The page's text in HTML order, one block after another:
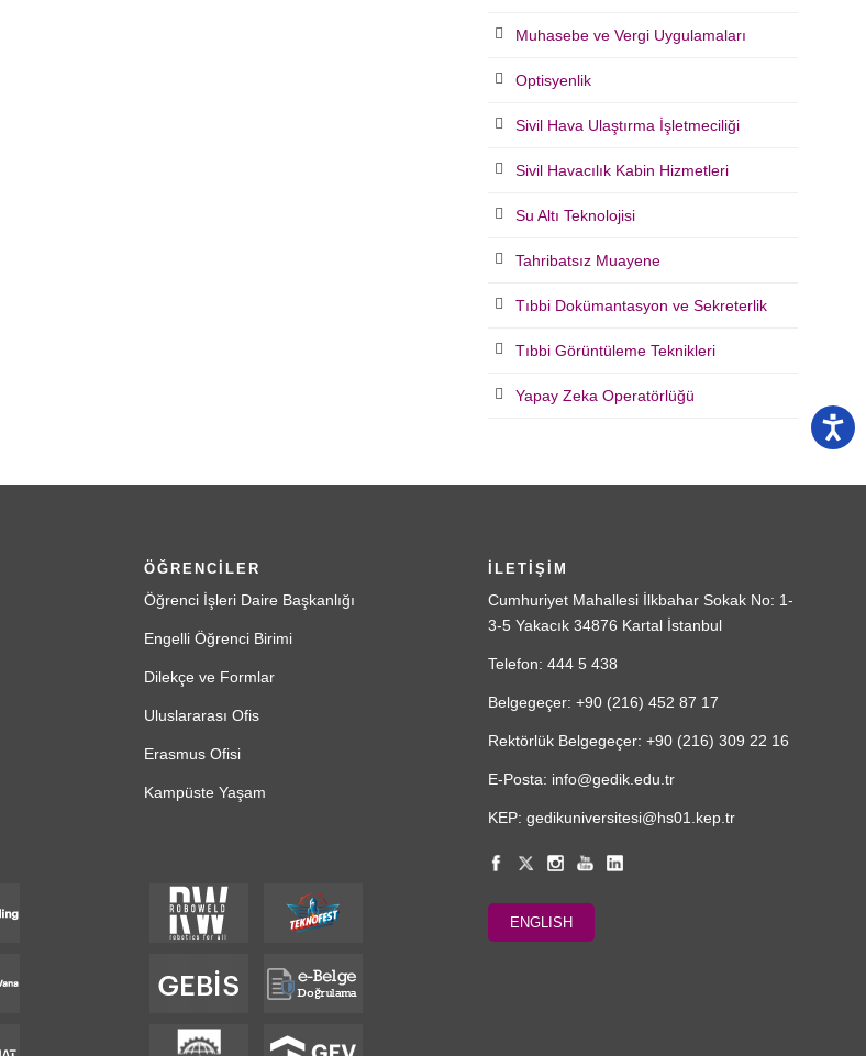
Muhasebe ve Vergi Uygulamaları
Optisyenlik
Sivil Hava Ulaştırma İşletmeciliği
Sivil Havacılık Kabin Hizmetleri
Su Altı Teknolojisi
Tahribatsız Muayene
Tıbbi Dokümantasyon ve Sekreterlik
Tıbbi Görüntüleme Teknikleri
Yapay Zeka Operatörlüğü
ÖĞRENCİLER
Öğrenci İşleri Daire Başkanlığı
Engelli Öğrenci Birimi
Dilekçe ve Formlar
Uluslararası Ofis
Erasmus Ofisi
Kampüste Yaşam
İLETİŞİM
Cumhuriyet Mahallesi İlkbahar Sokak No: 1-
3-5 Yakacık 34876 Kartal İstanbul
Telefon: 444 5 438
Belgegeçer: +90 (216) 452 87 17
Rektörlük Belgegeçer: +90 (216) 309 22 16
E-Posta: info@gedik.edu.tr
KEP: gedikuniversitesi@hs01.kep.tr
ENGLISH